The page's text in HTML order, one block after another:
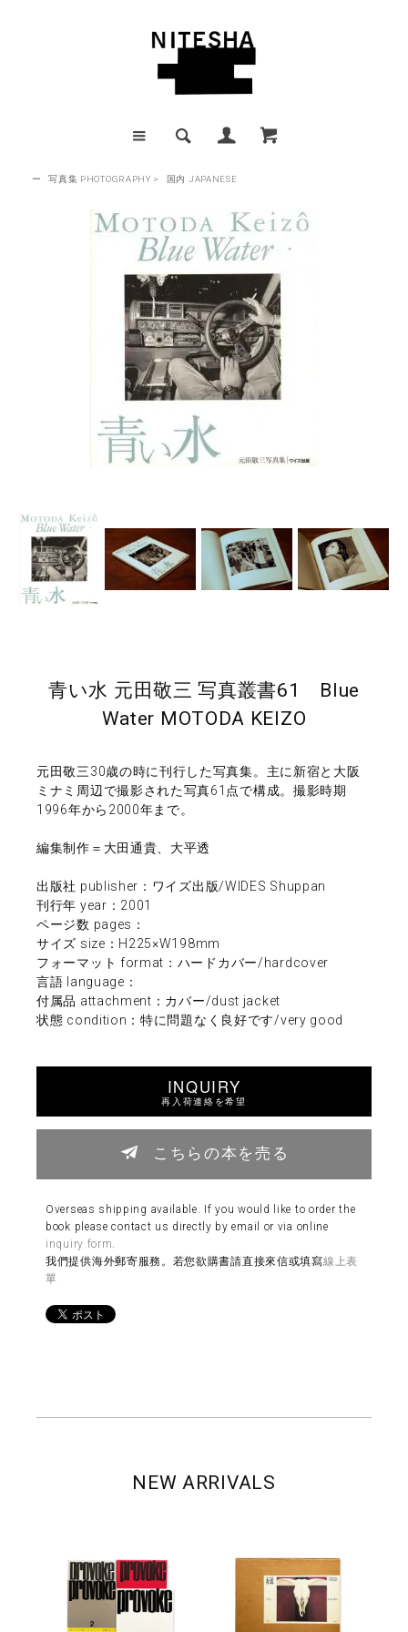
ー 写真集 PHOTOGRAPHY > 国内 JAPANESE
青い水 元田敬三 写真叢書61 Blue
Water MOTODA KEIZO
元田敬三30歳の時に刊行した写真集。主に新宿と大阪
ミナミ周辺で撮影された写真61点で構成。撮影時期
1996年から2000年まで。
編集制作＝大田通貴、大平透
出版社 publisher：ワイズ出版/WIDES Shuppan
刊行年 year：2001
ページ数 pages：
サイズ size：H225×W198mm
フォーマット format：ハードカバー/hardcover
言語 language：
付属品 attachment：カバー/dust jacket
状態 condition：特に問題なく良好です/very good
INQUIRY
再入荷連絡を希望
こちらの本を売る
Overseas shipping available. If you would like to order the
book please contact us directly by email or via online
inquiry form
我們提供海外郵寄服務。若您欲購書請直接來信或填寫線上表
單
NEW ARRIVALS